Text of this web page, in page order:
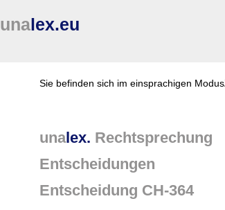
unalex.eu
Sie befinden sich im einsprachigen Modus
unalex. Rechtsprechung
Entscheidungen
Entscheidung CH-364